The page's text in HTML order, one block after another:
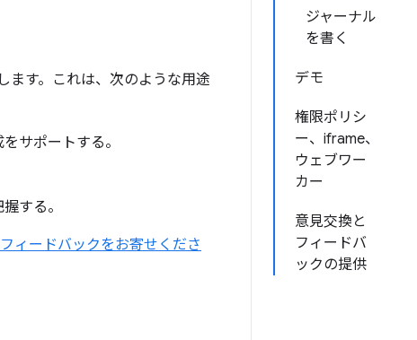
ジャーナル
を書く
デモ
権限ポリシ
ー、iframe、
ウェブワー
カー
意見交換と
フィードバ
ックの提供
ます。これは、次のような用途
サポートする。
する。
ィードバックをお寄せくださ